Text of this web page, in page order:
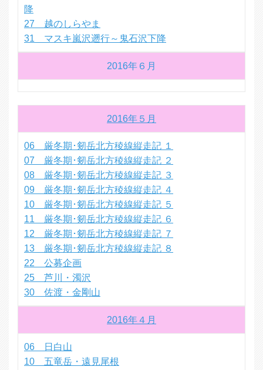
降
27 越のしらやま
31 マスキ嵐沢遡行～鬼石沢下降
2016年６月
2016年５月
06 厳冬期･剱岳北方稜線縦走記 １
07 厳冬期･剱岳北方稜線縦走記 ２
08 厳冬期･剱岳北方稜線縦走記 ３
09 厳冬期･剱岳北方稜線縦走記 ４
10 厳冬期･剱岳北方稜線縦走記 ５
11 厳冬期･剱岳北方稜線縦走記 ６
12 厳冬期･剱岳北方稜線縦走記 ７
13 厳冬期･剱岳北方稜線縦走記 ８
22 公募企画
25 芦川・濁沢
30 佐渡・金剛山
2016年４月
06 日白山
10 五竜岳・遠見尾根